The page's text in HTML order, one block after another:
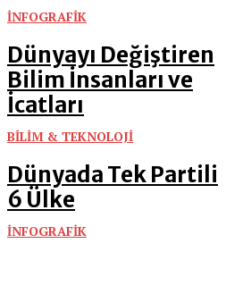
İNFOGRAFİK
Dünyayı Değiştiren
Bilim İnsanları ve
İcatları
BİLİM & TEKNOLOJİ
Dünyada Tek Partili
6 Ülke
İNFOGRAFİK